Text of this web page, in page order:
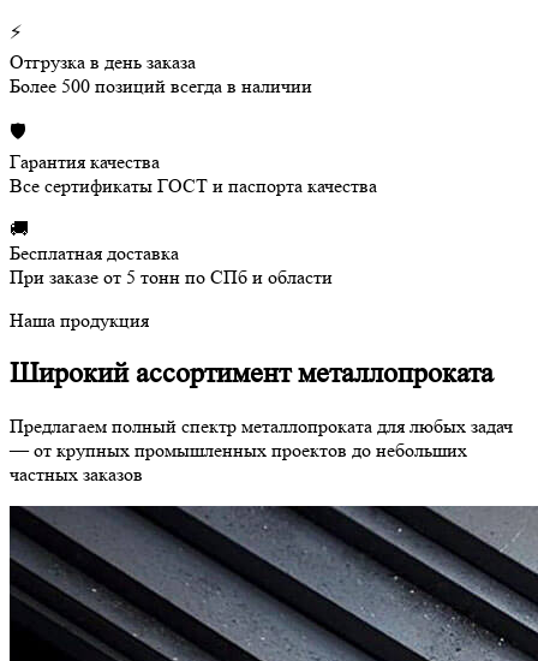
⚡
Отгрузка в день заказа
Более 500 позиций всегда в наличии
🛡️
Гарантия качества
Все сертификаты ГОСТ и паспорта качества
🚚
Бесплатная доставка
При заказе от 5 тонн по СПб и области
Наша продукция
Широкий ассортимент металлопроката
Предлагаем полный спектр металлопроката для любых задач
— от крупных промышленных проектов до небольших
частных заказов